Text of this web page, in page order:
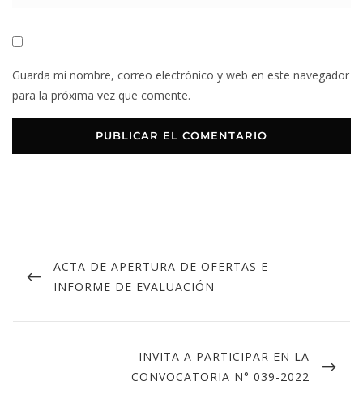
Guarda mi nombre, correo electrónico y web en este navegador
para la próxima vez que comente.
ACTA DE APERTURA DE OFERTAS E
INFORME DE EVALUACIÓN
INVITA A PARTICIPAR EN LA
CONVOCATORIA N° 039-2022